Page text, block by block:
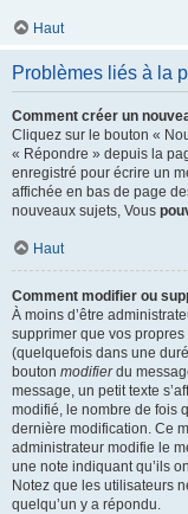
Haut
Problèmes liés à la
Comment créer un
Cliquez sur le bouton «
« Répondre » depuis la
enregistré pour écrire un
affichée en bas de page
nouveaux sujets, Vous
Haut
Comment modifier ou
À moins d’être
supprimer que vos
(quelquefois dans une
bouton modifierdu
message, un petit texte
modifié, le nombre de fois
dernière modification. Ce
administrateur modifie le
une note indiquant qu’ils
Notez que les utilisateurs
quelqu’un y a répondu.